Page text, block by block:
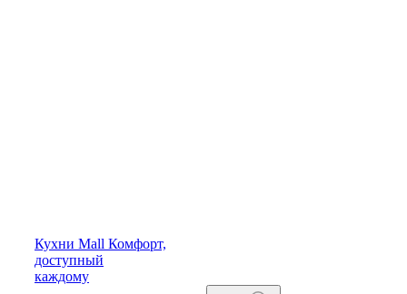
Кухни Mall Комфорт,
доступный
каждому